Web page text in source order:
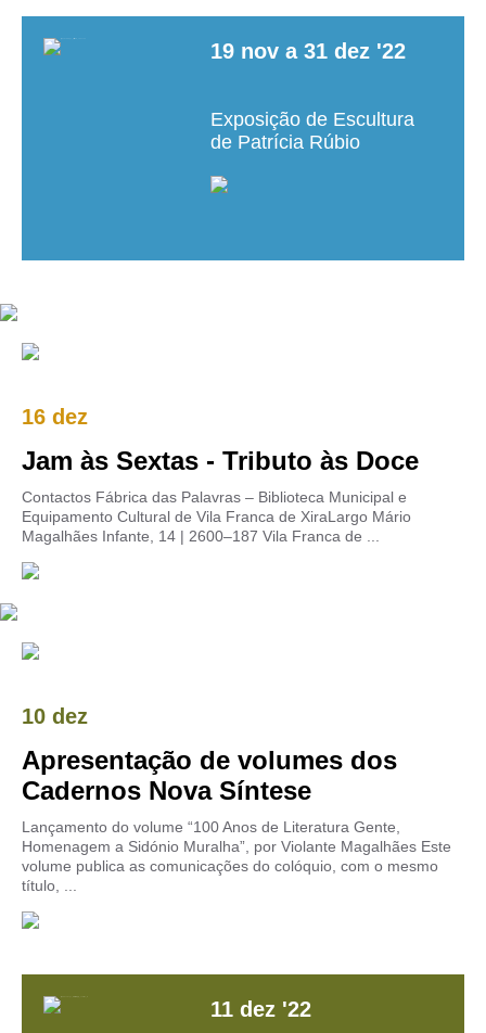
19 nov a 31 dez '22
Exposição de Escultura
de Patrícia Rúbio
16 dez
Jam às Sextas - Tributo às Doce
Contactos Fábrica das Palavras – Biblioteca Municipal e
Equipamento Cultural de Vila Franca de XiraLargo Mário
Magalhães Infante, 14 | 2600–187 Vila Franca de ...
10 dez
Apresentação de volumes dos
Cadernos Nova Síntese
Lançamento do volume “100 Anos de Literatura Gente,
Homenagem a Sidónio Muralha”, por Violante Magalhães Este
volume publica as comunicações do colóquio, com o mesmo
título, ...
11 dez '22